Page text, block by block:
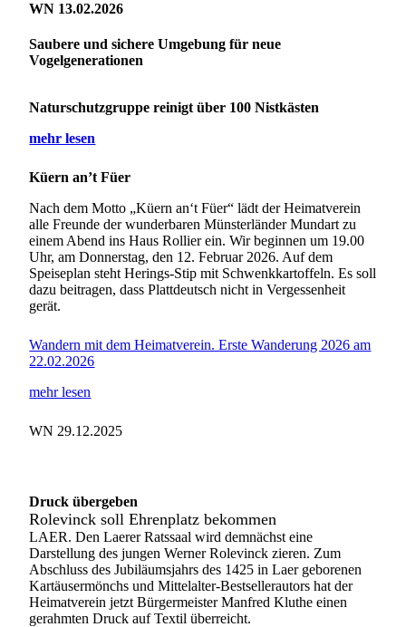
WN 13.02.2026
Saubere und sichere Umgebung für neue
Vogelgenerationen
Naturschutzgruppe reinigt über 100 Nistkästen
mehr lesen
Küern an’t Füer
Nach dem Motto „Küern an‘t Füer“ lädt der Heimatverein
alle Freunde der wunderbaren Münsterländer Mundart zu
einem Abend ins Haus Rollier ein. Wir beginnen um 19.00
Uhr, am Donnerstag, den 12. Februar 2026. Auf dem
Speiseplan steht Herings-Stip mit Schwenkkartoffeln. Es soll
dazu beitragen, dass Plattdeutsch nicht in Vergessenheit
gerät.
Wandern mit dem Heimatverein. Erste Wanderung 2026 am
22.02.2026
mehr lesen
WN 29.12.2025
Druck übergeben
Rolevinck soll Ehrenplatz bekommen
LAER. Den Laerer Ratssaal wird demnächst eine
Darstellung des jungen Werner Rolevinck zieren. Zum
Abschluss des Jubiläumsjahrs des 1425 in Laer geborenen
Kartäusermönchs und Mittelalter-Bestsellerautors hat der
Heimatverein jetzt Bürgermeister Manfred Kluthe einen
gerahmten Druck auf Textil überreicht.